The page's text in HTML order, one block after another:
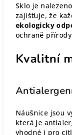
Sklo je
zajišťuje, že
ekologicky
ochraně
Kvalitní
Náušnice jsou
která je
vhodné i pro